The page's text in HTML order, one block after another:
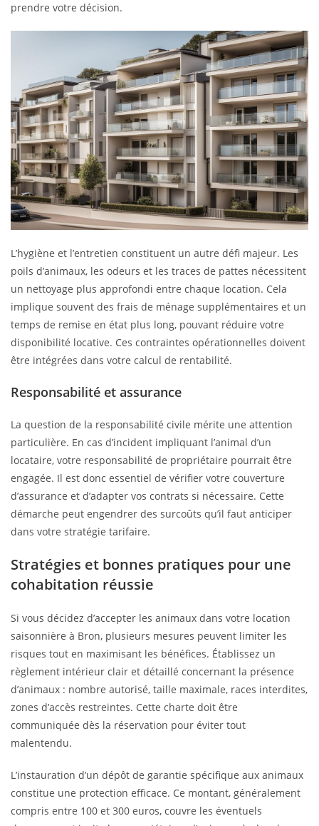
prendre votre décision.
L’hygiène et l’entretien constituent un autre défi majeur. Les
poils d’animaux, les odeurs et les traces de pattes nécessitent
un nettoyage plus approfondi entre chaque location. Cela
implique souvent des frais de ménage supplémentaires et un
temps de remise en état plus long, pouvant réduire votre
disponibilité locative. Ces contraintes opérationnelles doivent
être intégrées dans votre calcul de rentabilité.
Responsabilité et assurance
La question de la responsabilité civile mérite une attention
particulière. En cas d’incident impliquant l’animal d’un
locataire, votre responsabilité de propriétaire pourrait être
engagée. Il est donc essentiel de vérifier votre couverture
d’assurance et d’adapter vos contrats si nécessaire. Cette
démarche peut engendrer des surcoûts qu’il faut anticiper
dans votre stratégie tarifaire.
Stratégies et bonnes pratiques pour une
cohabitation réussie
Si vous décidez d’accepter les animaux dans votre location
saisonnière à Bron, plusieurs mesures peuvent limiter les
risques tout en maximisant les bénéfices. Établissez un
règlement intérieur clair et détaillé concernant la présence
d’animaux : nombre autorisé, taille maximale, races interdites,
zones d’accès restreintes. Cette charte doit être
communiquée dès la réservation pour éviter tout
malentendu.
L’instauration d’un dépôt de garantie spécifique aux animaux
constitue une protection efficace. Ce montant, généralement
compris entre 100 et 300 euros, couvre les éventuels